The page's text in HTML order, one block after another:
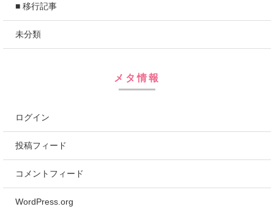
■ 移行記事
未分類
メタ情報
ログイン
投稿フィード
コメントフィード
WordPress.org